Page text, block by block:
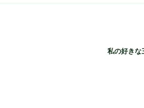
私の好き